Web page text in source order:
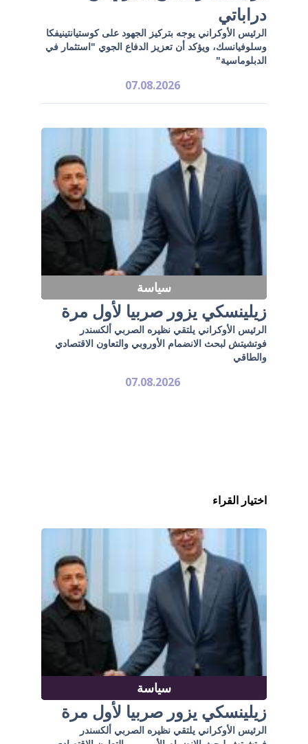
دراباتي
الرئيس الأوكراني يوجه بتركيز الجهود على كوستيانتينيفكا
وسلوفيانسك، ويؤكد أن تعزيز الدفاع الجوي "استثمار في
الدبلوماسية"
07.08.2026
سياسة
زيلينسكي يزور صربيا لأول مرة
الرئيس الأوكراني يلتقي نظيره الصربي ألكسندر
فوتشيتش لبحث الانضمام الأوروبي والتعاون الاقتصادي
والطاقي
07.08.2026
اختيار القراء
سياسة
زيلينسكي يزور صربيا لأول مرة
الرئيس الأوكراني يلتقي نظيره الصربي ألكسندر